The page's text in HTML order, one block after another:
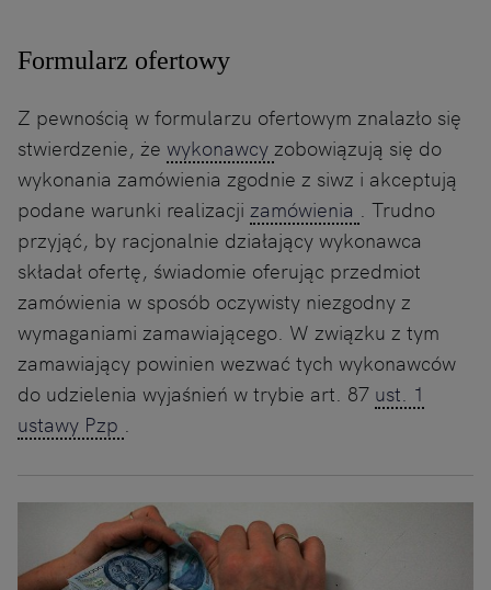
Formularz ofertowy
Z pewnością w formularzu ofertowym znalazło się
stwierdzenie, że wykonawcy zobowiązują się do
wykonania zamówienia zgodnie z siwz i akceptują
podane warunki realizacji zamówienia . Trudno
przyjąć, by racjonalnie działający wykonawca
składał ofertę, świadomie oferując przedmiot
zamówienia w sposób oczywisty niezgodny z
wymaganiami zamawiającego. W związku z tym
zamawiający powinien wezwać tych wykonawców
do udzielenia wyjaśnień w trybie art. 87 ust. 1
ustawy Pzp .